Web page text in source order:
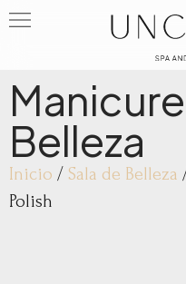
Manicure
Belleza
Inicio / Sala de Belleza
Polish